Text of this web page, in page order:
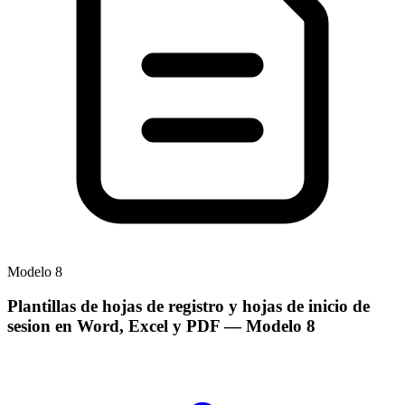
Modelo 8
Plantillas de hojas de registro y hojas de inicio de
sesion en Word, Excel y PDF— Modelo 8